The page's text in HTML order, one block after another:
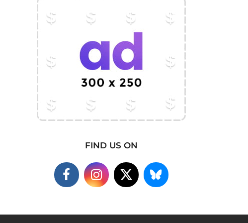
FIND US ON